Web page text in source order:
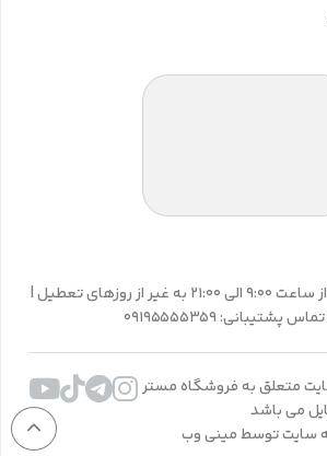
پاسخگویی همه روزه از ساعت 9:00 الی 21:00 به غیر از روزهای تعطیل |
پشتیبانی: 09195555359
متعلق به فروشگاه مستر
می باشد
سایت توسط مینی وب